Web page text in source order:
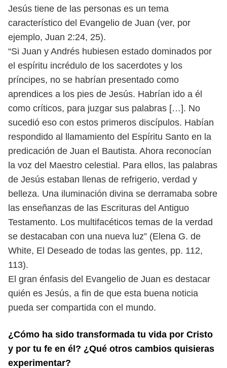
Jesús tiene de las personas es un tema
característico del Evangelio de Juan (ver, por
ejemplo, Juan 2:24, 25).
“Si Juan y Andrés hubiesen estado dominados por
el espíritu incrédulo de los sacerdotes y los
príncipes, no se habrían presentado como
aprendices a los pies de Jesús. Habrían ido a él
como críticos, para juzgar sus palabras […]. No
sucedió eso con estos primeros discípulos. Habían
respondido al llamamiento del Espíritu Santo en la
predicación de Juan el Bautista. Ahora reconocían
la voz del Maestro celestial. Para ellos, las palabras
de Jesús estaban llenas de refrigerio, verdad y
belleza. Una iluminación divina se derramaba sobre
las enseñanzas de las Escrituras del Antiguo
Testamento. Los multifacéticos temas de la verdad
se destacaban con una nueva luz” (Elena G. de
White, El Deseado de todas las gentes, pp. 112,
113).
El gran énfasis del Evangelio de Juan es destacar
quién es Jesús, a fin de que esta buena noticia
pueda ser compartida con el mundo.
¿Cómo ha sido transformada tu vida por Cristo
y por tu fe en él? ¿Qué otros cam bios quisieras
experimentar?